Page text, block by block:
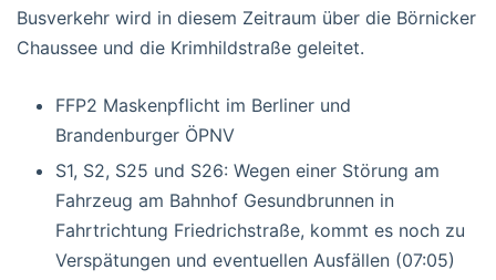
Busverkehr wird in diesem Zeitraum über die Börnicker
Chaussee und die Krimhildstraße geleitet.
FFP2 Maskenpflicht im Berliner und
Brandenburger ÖPNV
S1, S2, S25 und S26: Wegen einer Störung am
Fahrzeug am Bahnhof Gesundbrunnen in
Fahrtrichtung Friedrichstraße, kommt es noch zu
Verspätungen und eventuellen Ausfällen (07:05)